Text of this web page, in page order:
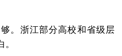
。浙江部分高校和省级层